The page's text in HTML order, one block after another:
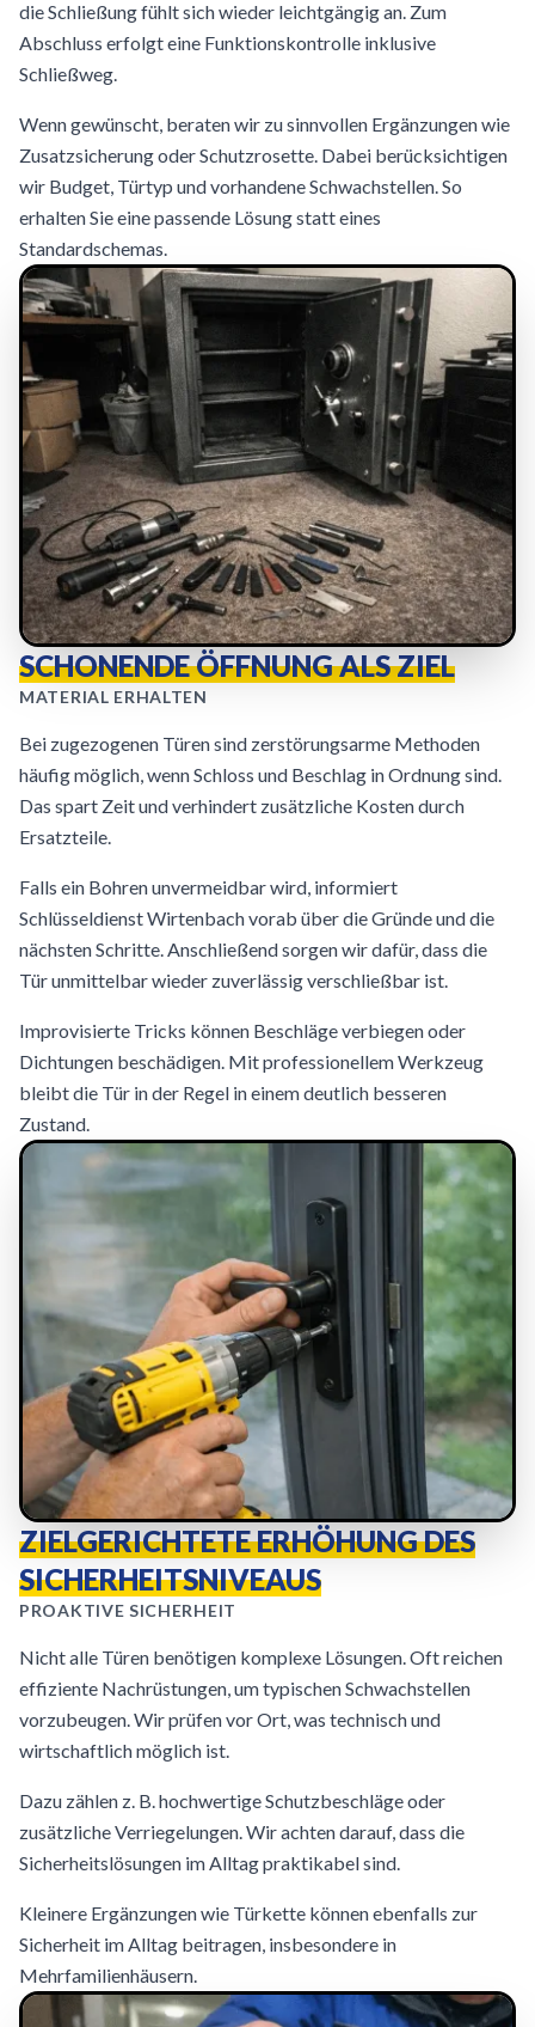
die Schließung fühlt sich wieder leichtgängig an. Zum
Abschluss erfolgt eine Funktionskontrolle inklusive
Schließweg.
Wenn gewünscht, beraten wir zu sinnvollen Ergänzungen wie
Zusatzsicherung oder Schutzrosette. Dabei berücksichtigen
wir Budget, Türtyp und vorhandene Schwachstellen. So
erhalten Sie eine passende Lösung statt eines
Standardschemas.
SCHONENDE ÖFFNUNG ALS ZIEL
MATERIAL ERHALTEN
Bei zugezogenen Türen sind zerstörungsarme Methoden
häufig möglich, wenn Schloss und Beschlag in Ordnung sind.
Das spart Zeit und verhindert zusätzliche Kosten durch
Ersatzteile.
Falls ein Bohren unvermeidbar wird, informiert
Schlüsseldienst Wirtenbach vorab über die Gründe und die
nächsten Schritte. Anschließend sorgen wir dafür, dass die
Tür unmittelbar wieder zuverlässig verschließbar ist.
Improvisierte Tricks können Beschläge verbiegen oder
Dichtungen beschädigen. Mit professionellem Werkzeug
bleibt die Tür in der Regel in einem deutlich besseren
Zustand.
ZIELGERICHTETE ERHÖHUNG DES
SICHERHEITSNIVEAUS
PROAKTIVE SICHERHEIT
Nicht alle Türen benötigen komplexe Lösungen. Oft reichen
effiziente Nachrüstungen, um typischen Schwachstellen
vorzubeugen. Wir prüfen vor Ort, was technisch und
wirtschaftlich möglich ist.
Dazu zählen z. B. hochwertige Schutzbeschläge oder
zusätzliche Verriegelungen. Wir achten darauf, dass die
Sicherheitslösungen im Alltag praktikabel sind.
Kleinere Ergänzungen wie Türkette können ebenfalls zur
Sicherheit im Alltag beitragen, insbesondere in
Mehrfamilienhäusern.